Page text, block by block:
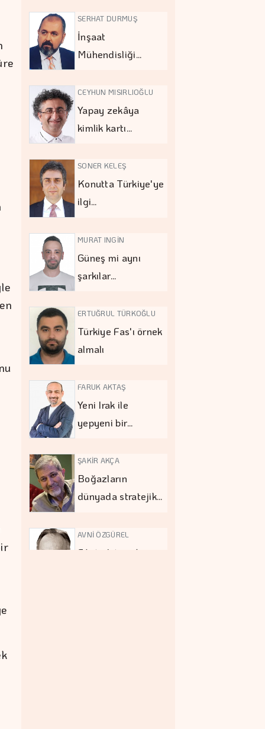
SERHAT DURMUŞ
İnşaat
Mühendisliği…
CEYHUN MISIRLIOĞLU
Yapay zekâya
kimlik kartı…
SONER KELEŞ
Konutta Türkiye'ye
ilgi…
MURAT INGİN
Güneş mi aynı
şarkılar…
ERTUĞRUL TÜRKOĞLU
Türkiye Fas'ı örnek
almalı
FARUK AKTAŞ
Yeni Irak ile
yepyeni bir…
ŞAKİR AKÇA
Boğazların
dünyada stratejik…
AVNİ ÖZGÜREL
Filistin'i tanırken